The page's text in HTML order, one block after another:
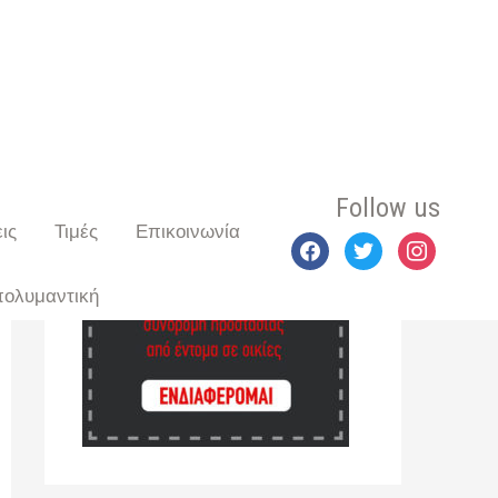
Τιμές Επικοινωνία
Follow us
facebooktwitterinstagram